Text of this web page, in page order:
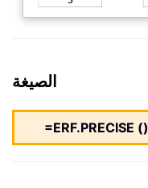
الصيغة
=ERF.PRECISE ()